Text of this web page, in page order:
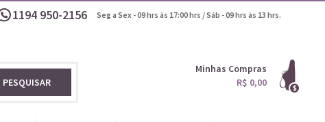
1194950-2156 Seg a Sex - 09 hrs às 17:00 hrs / Sáb - 09 hrs às 13 hrs.
PESQUISAR
Minhas Compras
R$ 0,00